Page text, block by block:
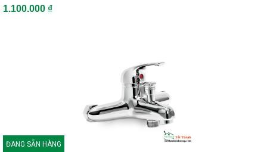
1.100.000 ₫
ĐANG SẴN HÀNG